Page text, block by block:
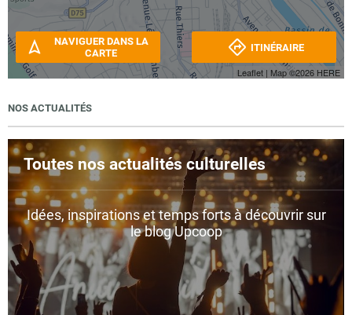
Leaflet | Map ©2026 HERE
NAVIGUER DANS LA
CARTE
ITINÉRAIRE
NOS ACTUALITÉS
Toutes nos actualités culturelles
Idées, inspirations et temps forts à découvrir sur
le blog Upcoop